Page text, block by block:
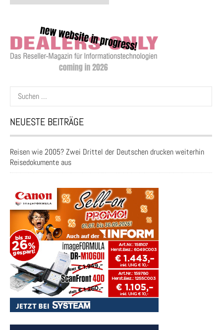
Suchen
nach:
NEUESTE BEITRÄGE
Reisen wie 2005? Zwei Drittel der Deutschen drucken weiterhin
Reisedokumente aus